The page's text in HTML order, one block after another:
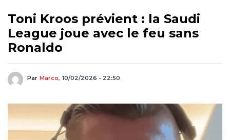
Toni Kroos prévient : la Saudi
League joue avec le feu sans
Ronaldo
Par Marco, 10/02/2026 - 22:50